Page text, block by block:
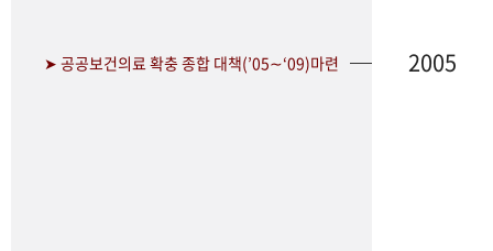
➤ 공공보건의료 확충 종합 대책(’05∼‘09)마련 2005